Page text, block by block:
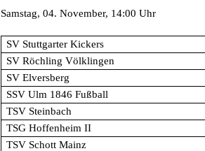
Samstag, 04. November, 14:00 Uhr
SV Stuttgarter Kickers
SV Röchling Völklingen
SV Elversberg
SSV Ulm 1846 Fußball
TSV Steinbach
TSG Hoffenheim II
TSV Schott Mainz